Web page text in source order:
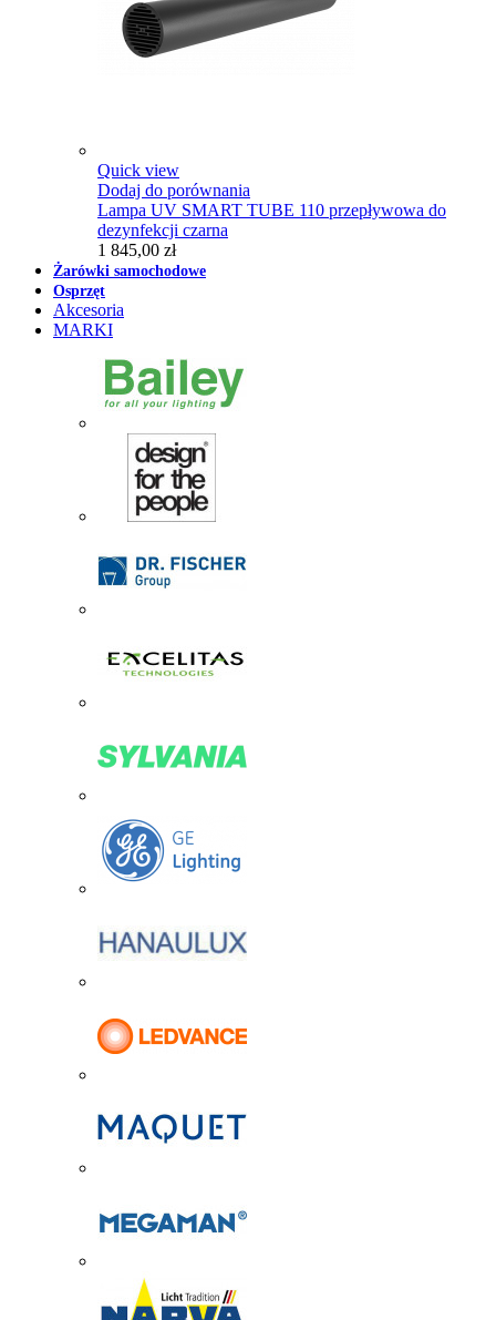
Quick view
Dodaj do porównania
Lampa UV SMART TUBE 110 przepływowa do
dezynfekcji czarna
1 845,00 zł
Żarówki samochodowe
Osprzęt
Akcesoria
MARKI